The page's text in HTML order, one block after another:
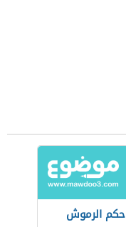
حكم الرموش